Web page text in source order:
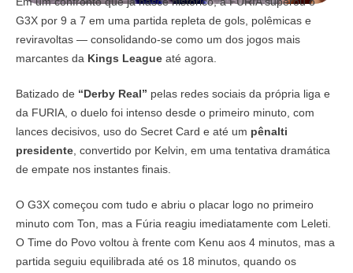
G3X por 9 a 7 em uma partida repleta de gols, polêmicas e
reviravoltas — consolidando-se como um dos jogos mais
marcantes da Kings League até agora.
Batizado de “Derby Real” pelas redes sociais da própria liga e
da FURIA, o duelo foi intenso desde o primeiro minuto, com
lances decisivos, uso do Secret Card e até um pênalti
presidente , convertido por Kelvin, em uma tentativa dramática
de empate nos instantes finais.
O G3X começou com tudo e abriu o placar logo no primeiro
minuto com Ton, mas a Fúria reagiu imediatamente com Leleti.
O Time do Povo voltou à frente com Kenu aos 4 minutos, mas a
partida seguiu equilibrada até os 18 minutos, quando os